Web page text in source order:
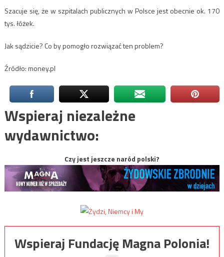
Szacuje się, że w szpitalach publicznych w Polsce jest obecnie ok. 170
tys. łóżek.
Jak sądzicie? Co by pomogło rozwiązać ten problem?
Źródło: money.pl
Wspieraj niezależne
wydawnictwo:
Czy jest jeszcze naród polski?
Wspieraj Fundację Magna Polonia!